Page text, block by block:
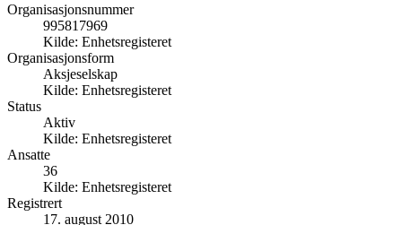
Organisasjonsnummer
995817969
Kilde: Enhetsregisteret
Organisasjonsform
Aksjeselskap
Kilde: Enhetsregisteret
Status
Aktiv
Kilde: Enhetsregisteret
Ansatte
36
Kilde: Enhetsregisteret
Registrert
17. august 2010